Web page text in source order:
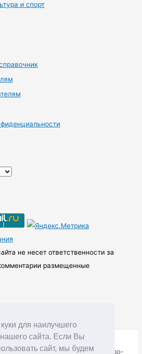
для наилучшего
сайта. Если Вы
сайт, мы будем
и спорт
не несет ответственности за
размещенные
28.06.2008 - 2026 | Северо-